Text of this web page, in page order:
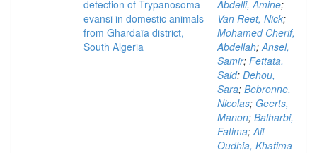
detection of Trypanosoma
evansi in domestic animals
from Ghardaïa district,
South Algeria
Abdelli, Amine;
Van Reet, Nick;
Mohamed Cherif,
Abdellah;Ansel,
Samir; Fettata,
Said; Dehou,
Sara; Bebronne,
Nicolas; Geerts,
Manon; Balharbi,
Fatima;Ait-
Oudhia, Khatima